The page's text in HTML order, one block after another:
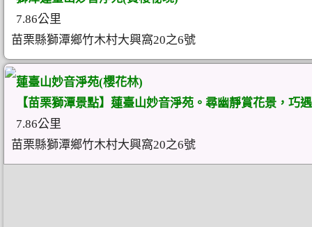
7.86公里
苗栗縣獅潭鄉竹木村大興窩20之6號
蓮臺山妙音淨苑(櫻花林)
【苗栗獅潭景點】蓮臺山妙音淨苑。尋幽靜賞花景，巧
7.86公里
苗栗縣獅潭鄉竹木村大興窩20之6號